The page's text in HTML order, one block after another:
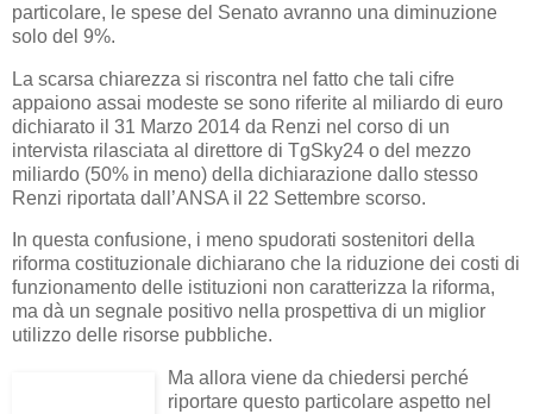
particolare, le spese del Senato avranno una diminuzione
solo del 9%.
La scarsa chiarezza si riscontra nel fatto che tali cifre
appaiono assai modeste se sono riferite al miliardo di euro
dichiarato il 31 Marzo 2014 da Renzi nel corso di un
intervista rilasciata al direttore di TgSky24 o del mezzo
miliardo (50% in meno) della dichiarazione dallo stesso
Renzi riportata dall’ANSA il 22 Settembre scorso.
In questa confusione, i meno spudorati sostenitori della
riforma costituzionale dichiarano che la riduzione dei costi di
funzionamento delle istituzioni non caratterizza la riforma,
ma dà un segnale positivo nella prospettiva di un miglior
utilizzo delle risorse pubbliche.
Ma allora viene da chiedersi perché
riportare questo particolare aspetto nel